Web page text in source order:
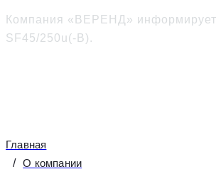
Компания «ВЕРЕНД» информирует
SF45/250u(-B).
Главная
О компании